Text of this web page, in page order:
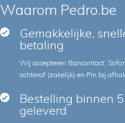
Waarom Pedro.be
Gemakkelijke,
betaling
Wij accepteren Bancontact,
achteraf (zakelijk) en Pin bij
Bestelling binnen
geleverd